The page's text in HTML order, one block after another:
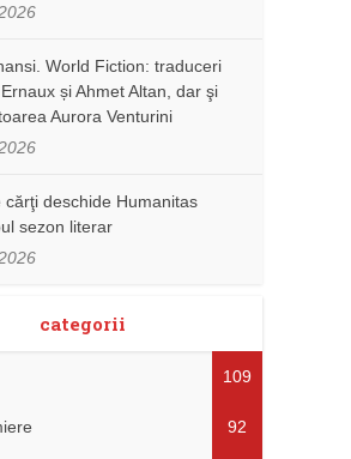
World Fiction: traduceri
și Ahmet Altan, dar şi
Aurora Venturini
cărţi deschide Humanitas
sezon literar
categorii
109
92